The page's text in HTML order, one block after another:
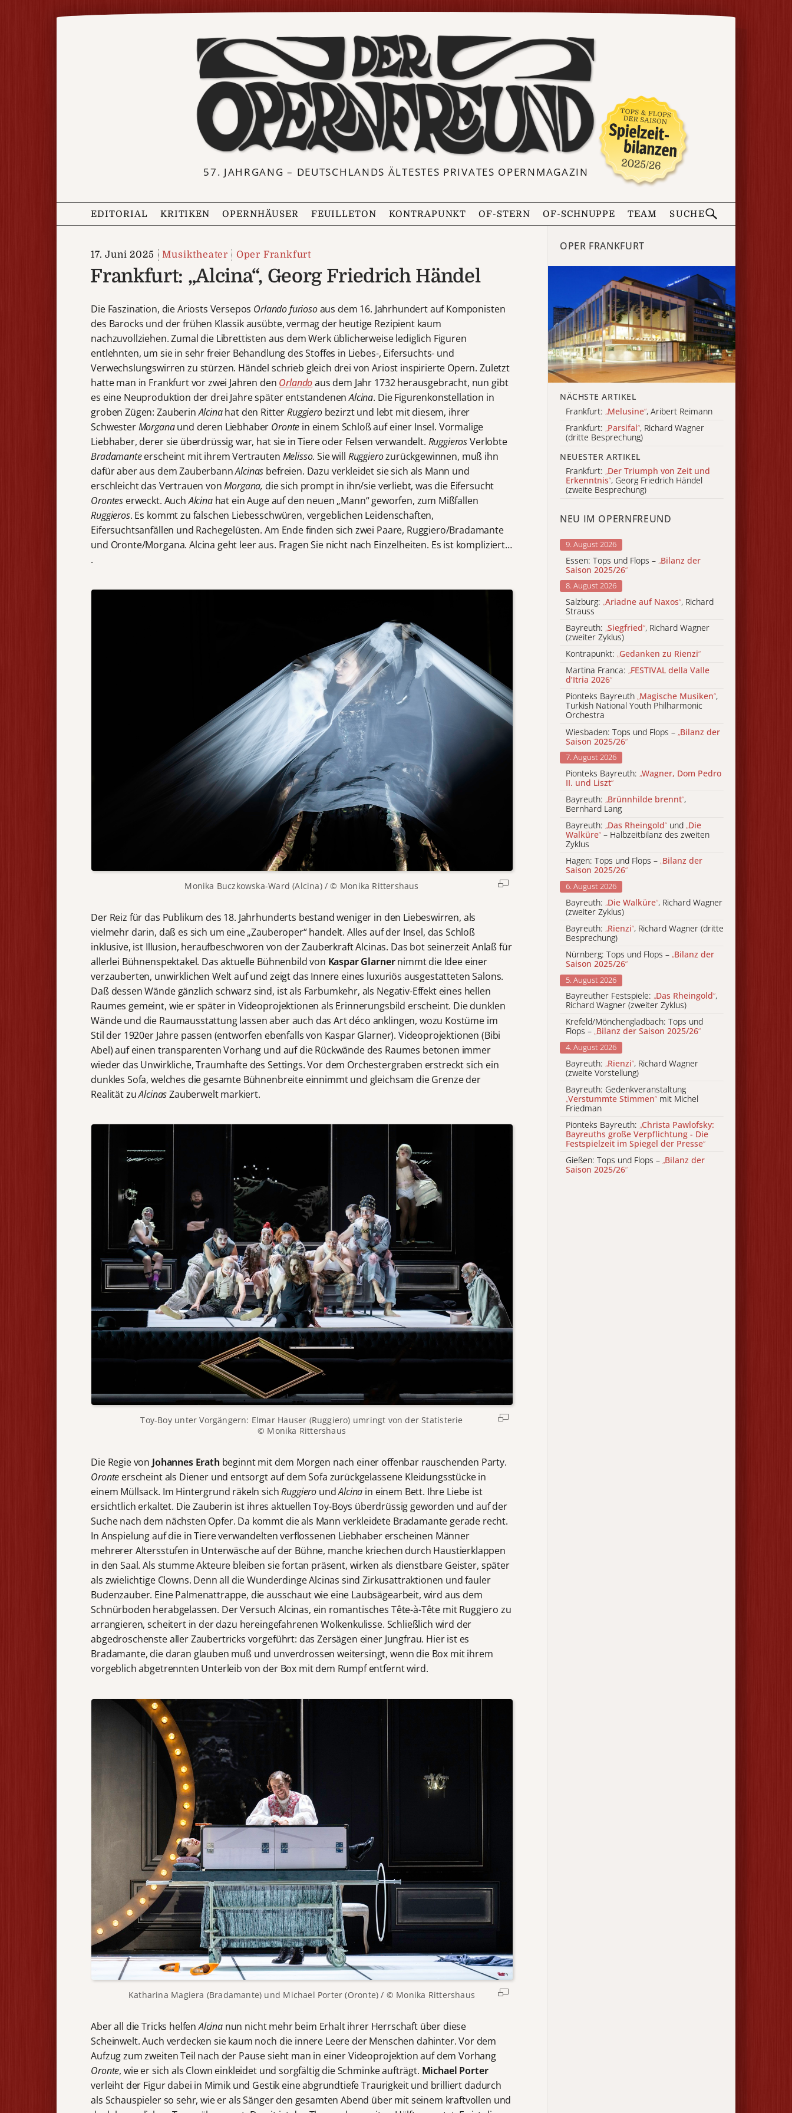
57. JAHRGANG – DEUTSCHLANDS ÄLTESTES PRIVATES OPERNMAGAZIN
EDITORIAL KRITIKEN OPERNHÄUSER FEUILLETON KONTRAPUNKT OF-STERN OF-SCHNUPPE TEAM SUCHE
17. Juni 2025 Musiktheater Oper Frankfurt
Frankfurt: „Alcina“, Georg Friedrich Händel
Die Faszination, die Ariosts Versepos Orlando furiosoaus dem 16. Jahrhundert auf Komponisten
des Barocks und der frühen Klassik ausübte, vermag der heutige Rezipient kaum
nachzuvollziehen. Zumal die Librettisten aus dem Werk üblicherweise lediglich Figuren
entlehnten, um sie in sehr freier Behandlung des Stoffes in Liebes-, Eifersuchts- und
Verwechslungswirren zu stürzen. Händel schrieb gleich drei von Ariost inspirierte Opern. Zuletzt
hatte man in Frankfurt vor zwei Jahren den Orlandoaus dem Jahr 1732 herausgebracht, nun gibt
es eine Neuproduktion der drei Jahre später entstandenenAlcina. Die Figurenkonstellation in
groben Zügen: ZauberinAlcinahat den RitterRuggierobezirzt und lebt mit diesem, ihrer
SchwesterMorganaund deren Liebhaber Oronte in einem Schloß auf einer Insel. Vormalige
Liebhaber, derer sie überdrüssig war, hat sie in Tiere oder Felsen verwandelt. RuggierosVerlobte
Bradamanteerscheint mit ihrem Vertrauten Melisso. Sie will Ruggierozurückgewinnen, muß ihn
dafür aber aus dem ZauberbannAlcinas befreien. Dazu verkleidet sie sich als Mann und
erschleicht das Vertrauen vonMorgana, die sich prompt in ihn/sie verliebt, was die Eifersucht
Orontes erweckt. AuchAlcinahat ein Auge auf den neuen „Mann“ geworfen, zum Mißfallen
Ruggieros. Es kommt zu falschen Liebesschwüren, vergeblichen Leidenschaften,
Eifersuchtsanfällen und Rachegelüsten. Am Ende finden sich zwei Paare, Ruggiero/Bradamante
und Oronte/Morgana. Alcina geht leer aus. Fragen Sie nicht nach Einzelheiten. Es ist kompliziert…
.
Monika Buczkowska-Ward (Alcina) / © Monika Rittershaus
Der Reiz für das Publikum des 18. Jahrhunderts bestand weniger in den Liebeswirren, als
vielmehr darin, daß es sich um eine „Zauberoper“ handelt. Alles auf der Insel, das Schloß
inklusive, ist Illusion, heraufbeschworen von der Zauberkraft Alcinas. Das bot seinerzeit Anlaß für
allerlei Bühnenspektakel. Das aktuelle Bühnenbild von Kaspar Glarnernimmt die Idee einer
verzauberten, unwirklichen Welt auf und zeigt das Innere eines luxuriös ausgestatteten Salons.
Daß dessen Wände gänzlich schwarz sind, ist als Farbumkehr, als Negativ-Effekt eines hellen
Raumes gemeint, wie er später in Videoprojektionen als Erinnerungsbild erscheint. Die dunklen
Wände und die Raumausstattung lassen aber auch das Art déco anklingen, wozu Kostüme im
Stil der 1920er Jahre passen (entworfen ebenfalls von Kaspar Glarner). Videoprojektionen (Bibi
Abel) auf einen transparenten Vorhang und auf die Rückwände des Raumes betonen immer
wieder das Unwirkliche, Traumhafte des Settings. Vor dem Orchestergraben erstreckt sich ein
dunkles Sofa, welches die gesamte Bühnenbreite einnimmt und gleichsam die Grenze der
Realität zuAlcinasZauberwelt markiert.
Toy-Boy unter Vorgängern: Elmar Hauser (Ruggiero) umringt von der Statisterie
© Monika Rittershaus
Die Regie von Johannes Erathbeginnt mit dem Morgen nach einer offenbar rauschenden Party.
Oronte erscheint als Diener und entsorgt auf dem Sofa zurückgelassene Kleidungsstücke in
einem Müllsack. Im Hintergrund räkeln sichRuggiero undAlcina in einem Bett. Ihre Liebe ist
ersichtlich erkaltet. Die Zauberin ist ihres aktuellen Toy-Boys überdrüssig geworden und auf der
Suche nach dem nächsten Opfer. Da kommt die als Mann verkleidete Bradamante gerade recht.
In Anspielung auf die in Tiere verwandelten verflossenen Liebhaber erscheinen Männer
mehrerer Altersstufen in Unterwäsche auf der Bühne, manche kriechen durch Haustierklappen
in den Saal. Als stumme Akteure bleiben sie fortan präsent, wirken als dienstbare Geister, später
als zwielichtige Clowns. Denn all die Wunderdinge Alcinas sind Zirkusattraktionen und fauler
Budenzauber. Eine Palmenattrappe, die ausschaut wie eine Laubsägearbeit, wird aus dem
Schnürboden herabgelassen. Der Versuch Alcinas, ein romantisches Tête-à-Tête mit Ruggiero zu
arrangieren, scheitert in der dazu hereingefahrenen Wolkenkulisse. Schließlich wird der
abgedroschenste aller Zaubertricks vorgeführt: das Zersägen einer Jungfrau. Hier ist es
Bradamante, die daran glauben muß und unverdrossen weitersingt, wenn die Box mit ihrem
vorgeblich abgetrennten Unterleib von der Box mit dem Rumpf entfernt wird.
Katharina Magiera (Bradamante) und Michael Porter (Oronte) / © Monika Rittershaus
Aber all die Tricks helfenAlcina nun nicht mehr beim Erhalt ihrer Herrschaft über diese
Scheinwelt. Auch verdecken sie kaum noch die innere Leere der Menschen dahinter. Vor dem
Aufzug zum zweiten Teil nach der Pause sieht man in einer Videoprojektion auf dem Vorhang
Oronte, wie er sich als Clown einkleidet und sorgfältig die Schminke aufträgt. Michael Porter
verleiht der Figur dabei in Mimik und Gestik eine abgrundtiefe Traurigkeit und brilliert dadurch
als Schauspieler so sehr, wie er als Sänger den gesamten Abend über mit seinem kraftvollen und
OPER FRANKFURT
NÄCHSTE ARTIKEL
Frankfurt: „Melusine“, Aribert Reimann
Frankfurt: „Parsifal“, Richard Wagner
(dritte Besprechung)
NEUESTER ARTIKEL
Frankfurt: „Der Triumph von Zeit und
Erkenntnis“, Georg Friedrich Händel
(zweite Besprechung)
NEU IM OPERNFREUND
9. August 2026
Essen: Tops und Flops – „Bilanz der
Saison 2025/26“
8. August 2026
Salzburg: „Ariadne auf Naxos“, Richard
Strauss
Bayreuth: „Siegfried“, Richard Wagner
(zweiter Zyklus)
Kontrapunkt: „Gedanken zu Rienzi“
Martina Franca: „FESTIVAL della Valle
d’Itria 2026“
Pionteks Bayreuth „Magische Musiken“,
Turkish National Youth Philharmonic
Orchestra
Wiesbaden: Tops und Flops – „Bilanz der
Saison 2025/26“
7. August 2026
Pionteks Bayreuth: „Wagner, Dom Pedro
II. und Liszt“
Bayreuth: „Brünnhilde brennt“,
Bernhard Lang
Bayreuth: „Das Rheingold“ und „Die
Walküre“ – Halbzeitbilanz des zweiten
Zyklus
Hagen: Tops und Flops – „Bilanz der
Saison 2025/26“
6. August 2026
Bayreuth: „Die Walküre“, Richard Wagner
(zweiter Zyklus)
Bayreuth: „Rienzi“, Richard Wagner (dritte
Besprechung)
Nürnberg: Tops und Flops – „Bilanz der
Saison 2025/26“
5. August 2026
Bayreuther Festspiele: „Das Rheingold“,
Richard Wagner (zweiter Zyklus)
Krefeld/Mönchengladbach: Tops und
Flops – „Bilanz der Saison 2025/26“
4. August 2026
Bayreuth: „Rienzi“, Richard Wagner
(zweite Vorstellung)
Bayreuth: Gedenkveranstaltung
„Verstummte Stimmen“ mit Michel
Friedman
Pionteks Bayreuth: „Christa Pawlofsky:
Bayreuths große Verpflichtung - Die
Festspielzeit im Spiegel der Presse“
Gießen: Tops und Flops – „Bilanz der
Saison 2025/26“